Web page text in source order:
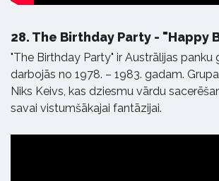
28. The Birthday Party - "Happy
"The Birthday Party" ir Austrālijas panku
darbojās no 1978. – 1983. gadam.
Niks Keivs, kas dziesmu vārdu
savai vistumšākajai fantāzijai.